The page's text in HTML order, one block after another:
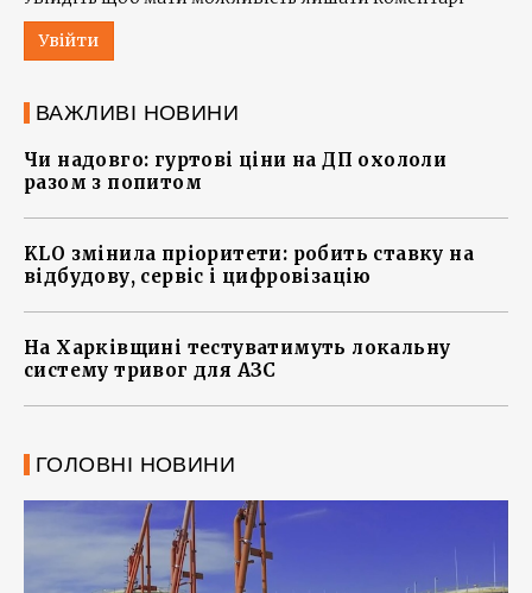
Увійти
ВАЖЛИВІ НОВИНИ
Чи надовго: гуртові ціни на ДП охололи
разом з попитом
KLO змінила пріоритети: робить ставку на
відбудову, сервіс і цифровізацію
На Харківщині тестуватимуть локальну
систему тривог для АЗС
ГОЛОВНІ НОВИНИ